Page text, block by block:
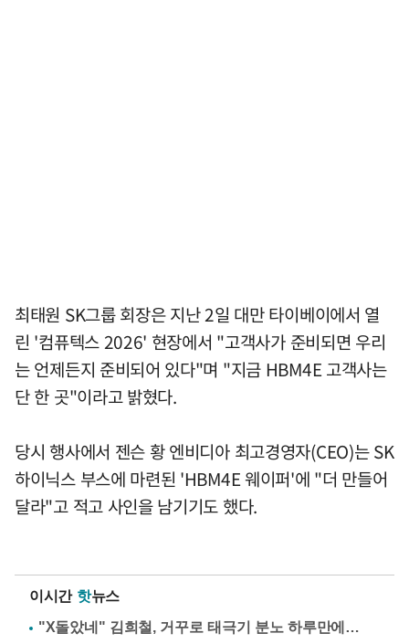
최태원 SK그룹 회장은 지난 2일 대만 타이베이에서 열
린 '컴퓨텍스 2026' 현장에서 "고객사가 준비되면 우리
는 언제든지 준비되어 있다"며 "지금 HBM4E 고객사는
단 한 곳"이라고 밝혔다.
당시 행사에서 젠슨 황 엔비디아 최고경영자(CEO)는 SK
하이닉스 부스에 마련된 'HBM4E 웨이퍼'에 "더 만들어
달라"고 적고 사인을 남기기도 했다.
이시간 핫뉴스
"X돌았네" 김희철, 거꾸로 태극기 분노 하루만에…